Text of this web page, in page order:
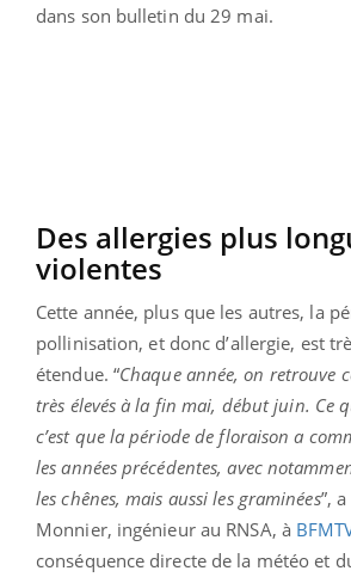
dans son bulletin du 29 mai.
Des allergies plus
violentes
Cette année, plus que les autres, la
pollinisation, et donc d’allergie, est
étendue. “Chaque année, on retrouve
très élevés à la fin mai, début juin. Ce
c’est que la période de floraison a
les années précédentes, avec
les chênes, mais aussi les graminées”,
Monnier, ingénieur au RNSA, à
conséquence directe de la météo et